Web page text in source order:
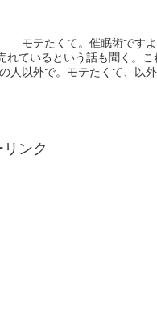
モテたくて。催眠術です
れているという話も聞く。
以外で。モテたくて、以
ンク